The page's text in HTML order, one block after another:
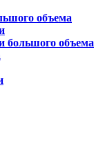
объема
большого объема